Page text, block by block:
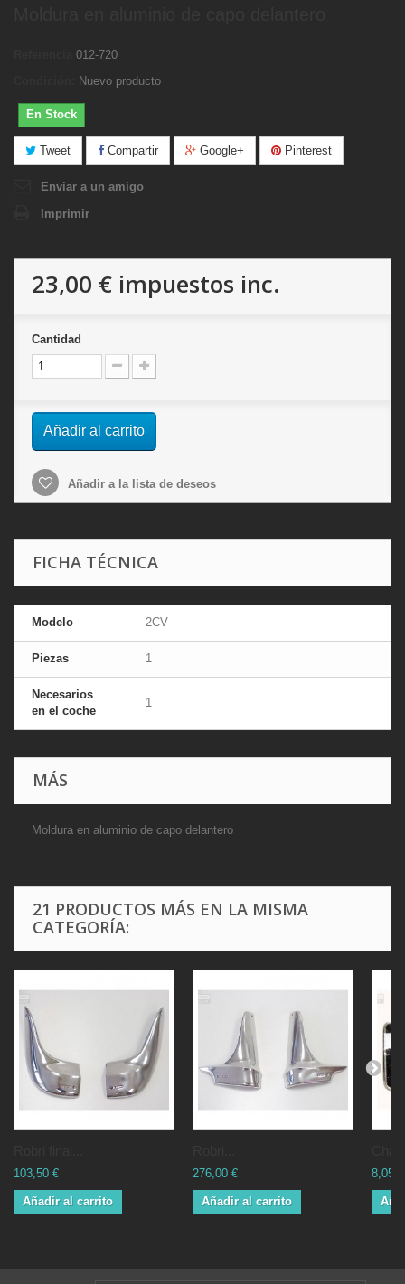
012-720
Nuevo producto
En Stock
Tweet Compartir Google+ Pinterest
Enviar a un amigo
Imprimir
23,00 € impuestos inc.
Cantidad
Añadir al carrito
Añadir a la lista de deseos
FICHA TÉCNICA
Modelo 2CV
Piezas 1
Necesarios
en el coche
1
MÁS
Moldura en aluminio de capo delantero
21 PRODUCTOS MÁS EN LA MISMA
CATEGORÍA:
103,50 €
Añadir al carrito
276,00 €
Añadir al carrito
8,05 €